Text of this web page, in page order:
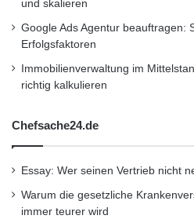
demselben Gerät, das für
dient. Die Angst vor
groß. Doch dass Nutzer
bezweifeln.
Weitere Programme im
www.computerbild.de/
und skalieren
Google Ads Agentur beauftragen:
Erfolgsfaktoren
Immobilienverwaltung im
richtig kalkulieren
Chefsache24.de
Essay: Wer seinen Vertrieb nicht
Warum die gesetzliche
immer teurer wird